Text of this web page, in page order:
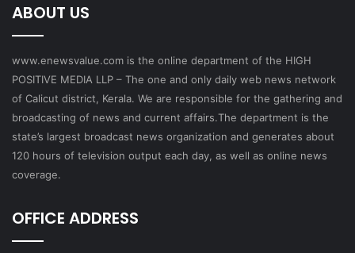
ABOUT US
www.enewsvalue.com is the online department of the HIGH
POSITIVE MEDIA LLP – The one and only daily web news network
of Calicut district, Kerala. We are responsible for the gathering and
broadcasting of news and current affairs.The department is the
state’s largest broadcast news organization and generates about
120 hours of television output each day, as well as online news
coverage.
OFFICE ADDRESS